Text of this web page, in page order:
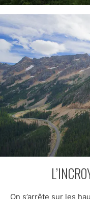
On s’arrête sur les